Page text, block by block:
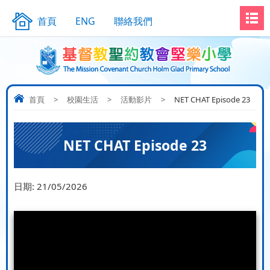
首頁 ENG 聯絡我們
首頁 > 校園生活 > 活動影片 > NET CHAT Episode 23
NET CHAT Episode 23
日期: 21/05/2026